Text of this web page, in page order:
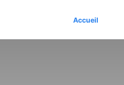
Accueil